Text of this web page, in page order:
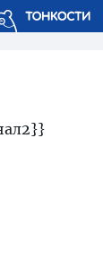
значит?